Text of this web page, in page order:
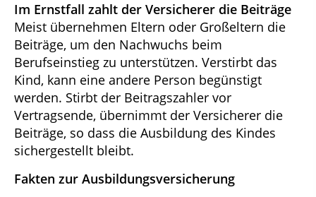
Im Ernstfall zahlt der Versicherer die Beiträge
Meist übernehmen Eltern oder Großeltern die
Beiträge, um den Nachwuchs beim
Berufseinstieg zu unterstützen. Verstirbt das
Kind, kann eine andere Person begünstigt
werden. Stirbt der Beitragszahler vor
Vertragsende, übernimmt der Versicherer die
Beiträge, so dass die Ausbildung des Kindes
sichergestellt bleibt.
Fakten zur Ausbildungsversicherung